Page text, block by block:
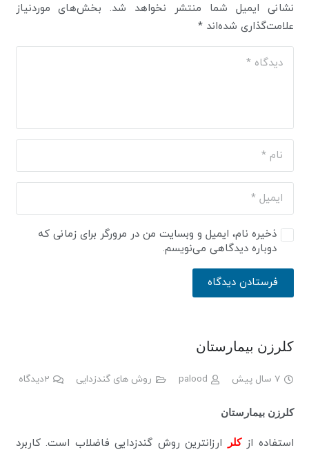
نشانی ایمیل شما منتشر نخواهد شد.
بخش‌های موردنیاز
علامت‌گذاری شده‌اند*
ذخیره نام، ایمیل و وبسایت من در مرورگر برای زمانی که
دوباره دیدگاهی می‌نویسم.
فرستادن دیدگاه
کلرزن بیمارستان
7 سال پیش palood روش های گندزدایی 2دیدگاه
کلرزن بیمارستان
استفاده ازکلر ارزانترین روش گندزدایی فاضلاب است. کاربرد